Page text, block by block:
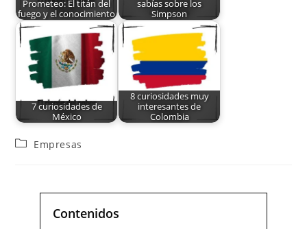
Prometeo: El titán del
fuego y el conocimiento
sabías sobre los
Simpson
7 curiosidades de
México
8 curiosidades muy
interesantes de
Colombia
Empresas
Contenidos